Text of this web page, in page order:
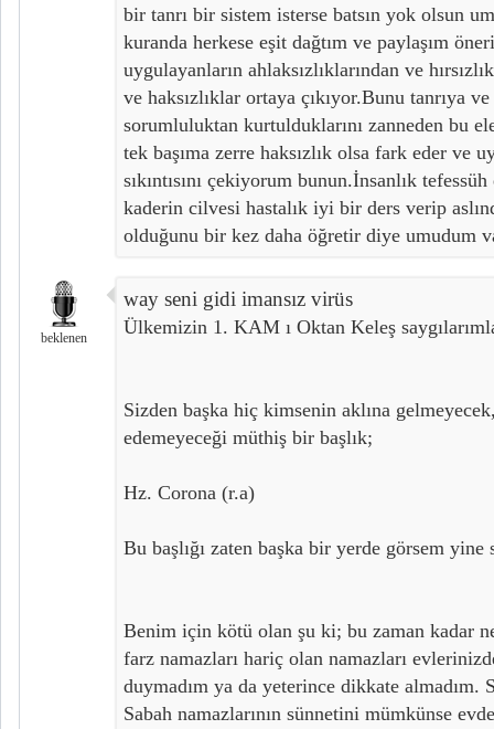
bir tanrı bir sistem isterse batsın yok olsun
kuranda herkese eşit dağtım ve paylaşım
uygulayanların ahlaksızlıklarından ve
ve haksızlıklar ortaya çıkıyor.Bunu tanrıya
sorumluluktan kurtulduklarını zanneden bu
tek başıma zerre haksızlık olsa fark eder ve
sıkıntısını çekiyorum bunun.İnsanlık
kaderin cilvesi hastalık iyi bir ders verip
olduğunu bir kez daha öğretir diye umudum
beklenen
way seni gidi imansız virüs
Ülkemizin 1. KAM ı Oktan Keleş
Sizden başka hiç kimsenin aklına
edemeyeceği müthiş bir başlık;
Hz. Corona (r.a)
Bu başlığı zaten başka bir yerde görsem
Benim için kötü olan şu ki; bu zaman kadar
farz namazları hariç olan namazları
duymadım ya da yeterince dikkate almadım.
Sabah namazlarının sünnetini mümkünse